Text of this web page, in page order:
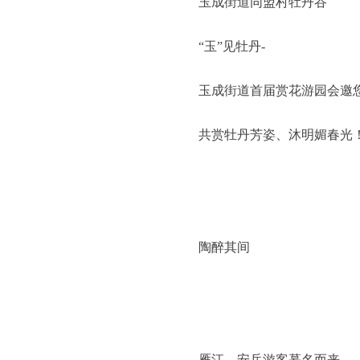
“玉”见牡丹-
玉成街道首届赏花游园会邀
共赏牡丹芳姿、沐明媚春光
陶醉其间